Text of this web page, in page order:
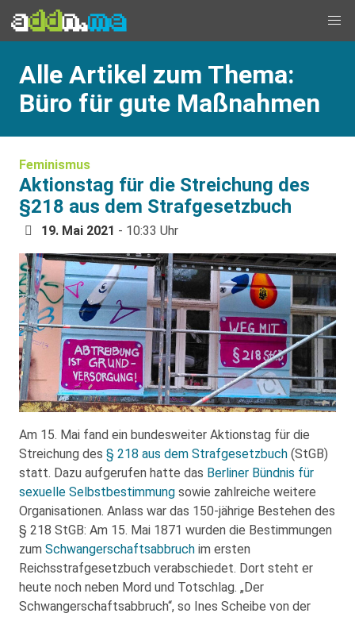
Alle Artikel zum Thema:
Büro für gute Maßnahmen
Feminismus
Aktionstag für die Streichung des
§218 aus dem Strafgesetzbuch
19. Mai 2021 - 10:33 Uhr
Am 15. Mai fand ein bundesweiter Aktionstag für die
Streichung des § 218 aus dem Strafgesetzbuch (StGB)
statt. Dazu aufgerufen hatte das Berliner Bündnis für
sexuelle Selbstbestimmung sowie zahlreiche weitere
Organisationen. Anlass war das 150-jährige Bestehen des
§ 218 StGB: Am 15. Mai 1871 wurden die Bestimmungen
zum Schwangerschaftsabbruch im ersten
Reichsstrafgesetzbuch verabschiedet. Dort steht er
heute noch neben Mord und Totschlag. „Der
Schwangerschaftsabbruch“, so Ines Scheibe von der